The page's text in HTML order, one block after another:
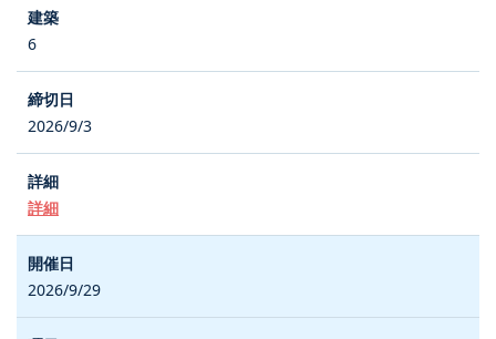
6
2026/9/3
詳細
2026/9/29